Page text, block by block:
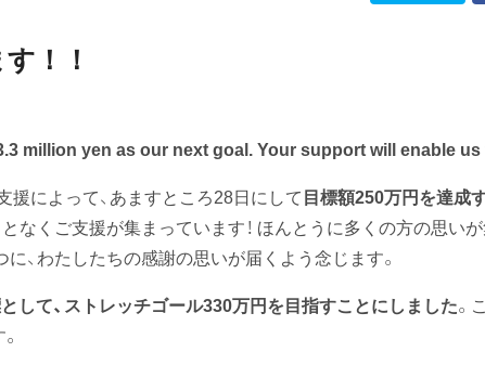
！！
million yen as our next goal. Your support will enable
援によって、あますところ28日にして目標額250万円を達成
となくご支援が集まっています！ ほんとうに多くの方の思い
、わたしたちの感謝の思いが届くよう念じます。
して、ストレッチゴール330万円を目指すことにしました。